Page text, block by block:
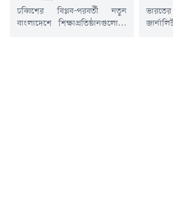
চব্বিশের বিপ্লব-পরবর্তী নতুন
বাংলাদেশে শিক্ষাপ্রতিষ্ঠানগুলোতে